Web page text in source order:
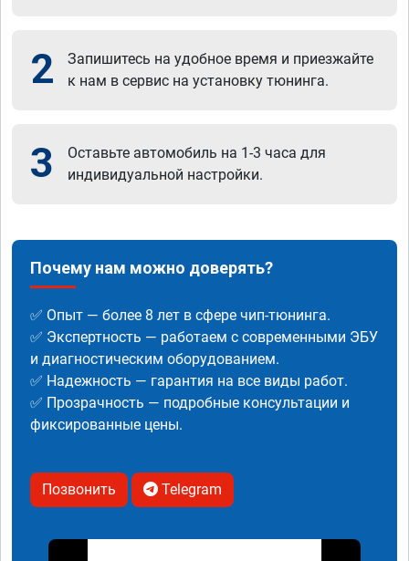
2
Запишитесь на удобное время и приезжайте
к нам в сервис на установку тюнинга.
3
Оставьте автомобиль на 1-3 часа для
индивидуальной настройки.
Почему нам можно доверять?
✅ Опыт — более 8 лет в сфере чип-тюнинга.
✅ Экспертность — работаем с современными ЭБУ
и диагностическим оборудованием.
✅ Надежность — гарантия на все виды работ.
✅ Прозрачность — подробные консультации и
фиксированные цены.
Позвонить Telegram